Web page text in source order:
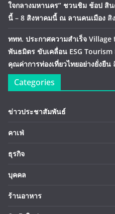
ใจกลางมหานคร” ชวนชิม ช้อป สิ
นี้ – 8 สิงหาคมนี้ ณ ลานคนเมือง สิ
ททท. ประกาศความสำเร็จ
พันธมิตร ขับเคลื่อน ESG
คุณค่าการท่องเที่ยวไทยอย่างยั่งยืน
Categories
ข่าวประชาสัมพันธ์
คาเฟ่
ธุรกิจ
บุคคล
ร้านอาหาร